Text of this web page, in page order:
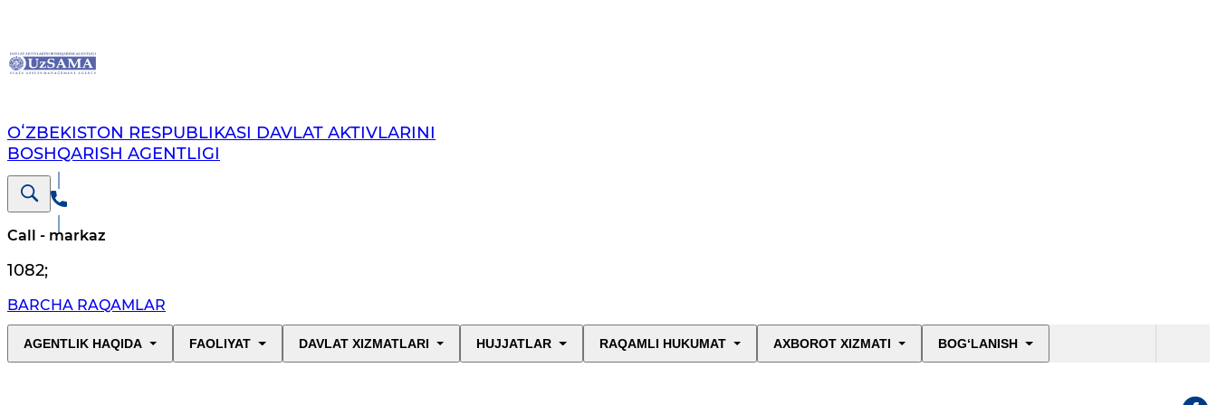
OʻZBEKISTON RESPUBLIKASI DAVLAT AKTIVLARINI
BOSHQARISH AGENTLIGI
Call - markaz
1082;
BARCHA RAQAMLAR
AGENTLIK HAQIDA FAOLIYAT DAVLAT XIZMATLARI HUJJATLAR RAQAMLI HUKUMAT AXBOROT XIZMATI BOG‘LANISH